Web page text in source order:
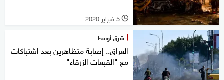
l 5 فبراير 2020
شرق أوسط
العراق.. إصابة متظاهرين بعد اشتباكات
مع "القبعات الزرقاء"